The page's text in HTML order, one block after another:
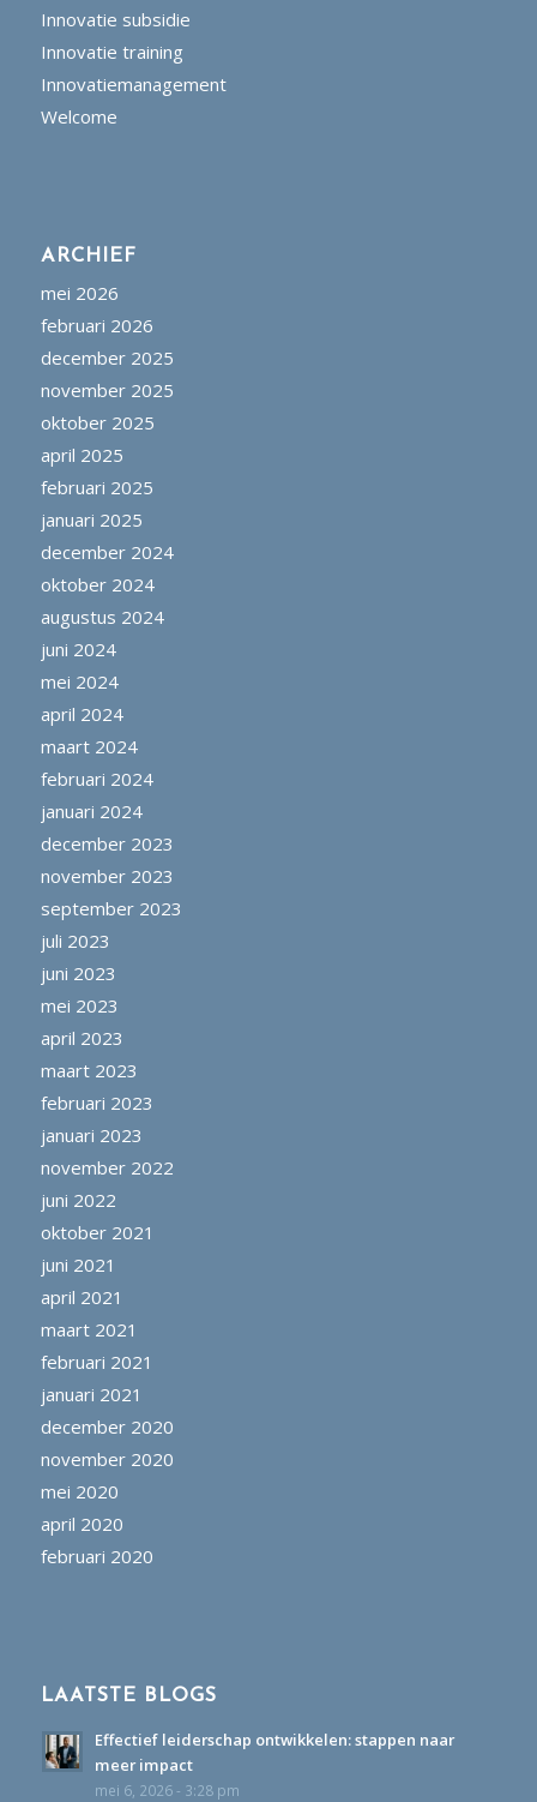
Innovatie subsidie
Innovatie training
Innovatiemanagement
Welcome
ARCHIEF
mei 2026
februari 2026
december 2025
november 2025
oktober 2025
april 2025
februari 2025
januari 2025
december 2024
oktober 2024
augustus 2024
juni 2024
mei 2024
april 2024
maart 2024
februari 2024
januari 2024
december 2023
november 2023
september 2023
juli 2023
juni 2023
mei 2023
april 2023
maart 2023
februari 2023
januari 2023
november 2022
juni 2022
oktober 2021
juni 2021
april 2021
maart 2021
februari 2021
januari 2021
december 2020
november 2020
mei 2020
april 2020
februari 2020
LAATSTE BLOGS
Effectief leiderschap ontwikkelen: stappen naar
meer impact
mei 6, 2026 - 3:28 pm